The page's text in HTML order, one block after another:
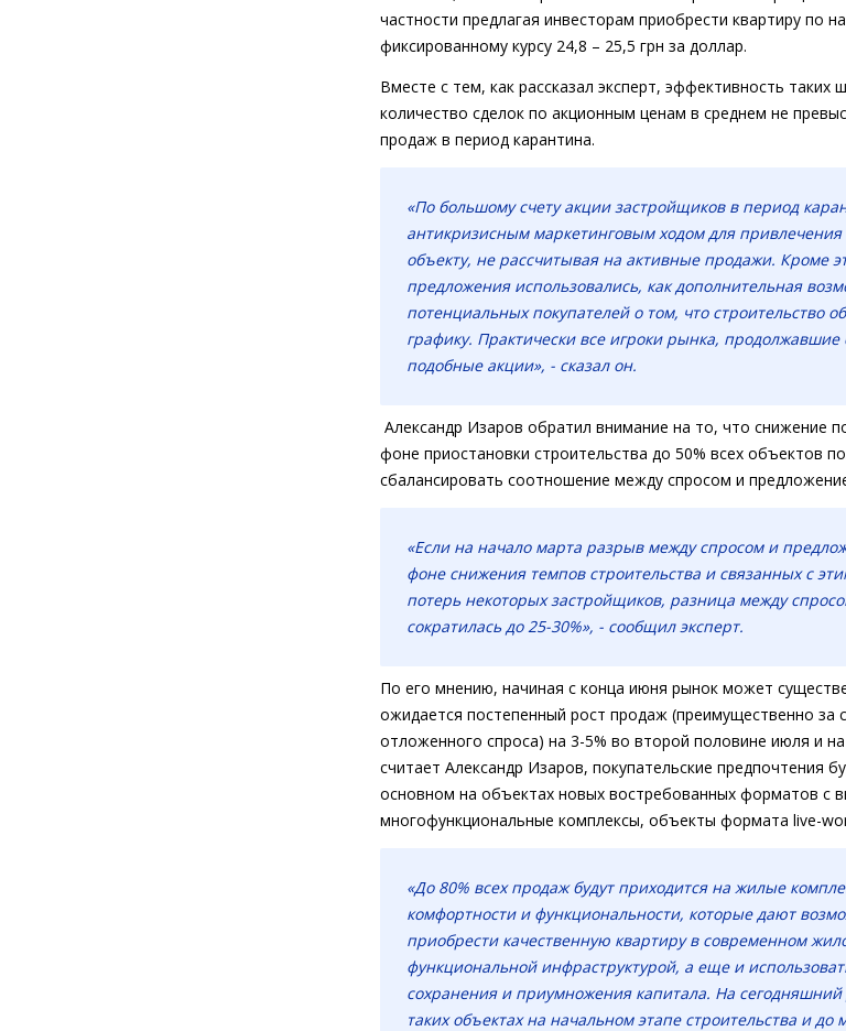
частности предлагая инвесторам приобрести квартиру по
фиксированному курсу 24,8 – 25,5 грн за доллар.
Вместе с тем, как рассказал эксперт, эффективность таких
количество сделок по акционным ценам в среднем не
продаж в период карантина.
«По большому счету акции застройщиков в период
антикризисным маркетинговым ходом для
объекту, не рассчитывая на активные продажи. Кроме
предложения использовались, как дополнительная
потенциальных покупателей о том, что строительство
графику. Практически все игроки рынка, продолжавшие
подобные акции», - сказал он.
Александр Изаров обратил внимание на то, что снижение
фоне приостановки строительства до 50% всех объектов
сбалансировать соотношение между спросом и
«Если на начало марта разрыв между спросом и
фоне снижения темпов строительства и связанных с
потерь некоторых застройщиков, разница между
сократилась до 25-30%», - сообщил эксперт.
По его мнению, начиная с конца июня рынок может
ожидается постепенный рост продаж (преимущественно за
отложенного спроса) на 3-5% во второй половине июля и
считает Александр Изаров, покупательские предпочтения
основном на объектах новых востребованных форматов с
многофункциональные комплексы, объекты формата live-
«До 80% всех продаж будут приходится на жилые
комфортности и функциональности, которые дают
приобрести качественную квартиру в современном
функциональной инфраструктурой, а еще и
сохранения и приумножения капитала. На
таких объектах на начальном этапе строительства и до